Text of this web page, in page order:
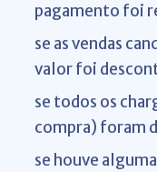
pagamento foi
se as vendas
valor foi
se todos os
compra) foram
se houve